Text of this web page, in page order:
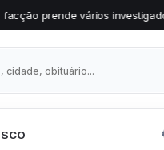
investigados em Palmital •